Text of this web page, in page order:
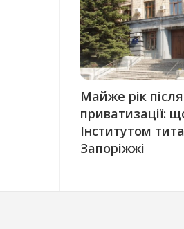
Майже рік після
приватизації:
Інститутом
Запоріжжі